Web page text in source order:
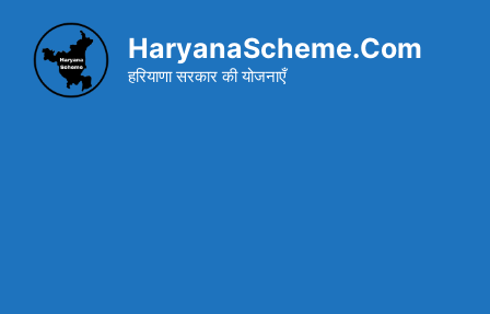
content
HaryanaScheme.Com
हरियाणा सरकार की योजनाएँ